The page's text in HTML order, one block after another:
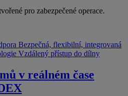
pro zabezpečené operace.
Bezpečná, flexibilní, integrovaná
Vzdálený přístup do dílny
v reálném čase